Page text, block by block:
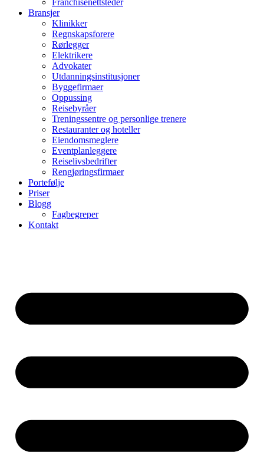
Franchisenettsteder
Bransjer
Klinikker
Regnskapsforere
Rørlegger
Elektrikere
Advokater
Utdanningsinstitusjoner
Byggefirmaer
Oppussing
Reisebyråer
Treningssentre og personlige trenere
Restauranter og hoteller
Eiendomsmeglere
Eventplanleggere
Reiselivsbedrifter
Rengjøringsfirmaer
Portefølje
Priser
Blogg
Fagbegreper
Kontakt